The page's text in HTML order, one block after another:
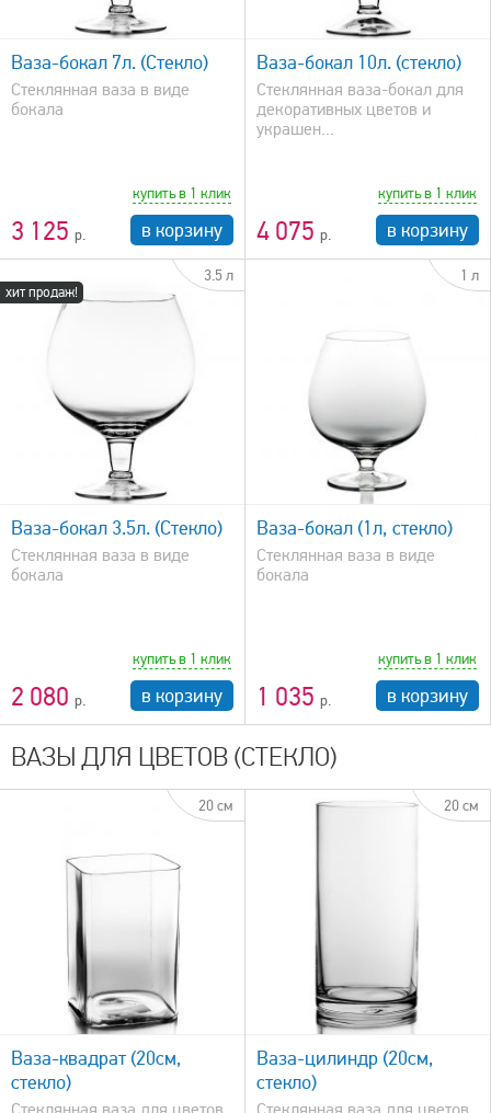
Ваза-бокал 7л. (Стекло)
Стеклянная ваза в виде
бокала
3 125
купить в 1 клик
в корзину
быстрый просмотр
Ваза-бокал 10л. (стекло)
Стеклянная ваза-бокал для
декоративных цветов и
украшен...
4 075
купить в 1 клик
в корзину
хит продаж!
3.5 л
Ваза-бокал 3.5л. (Стекло)
Стеклянная ваза в виде
бокала
2 080
купить в 1 клик
в корзину
1 л
быстрый просмотр
Ваза-бокал (1л, стекло)
Стеклянная ваза в виде
бокала
1 035
купить в 1 клик
в корзину
ВАЗЫ ДЛЯ ЦВЕТОВ (СТЕКЛО)
20 см
Ваза-квадрат (20см,
стекло)
20 см
быстрый просмотр
Ваза-цилиндр (20см,
стекло)